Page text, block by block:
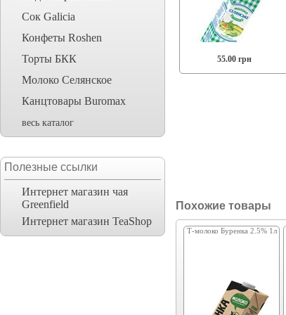
Сок Galicia
Конфеты Roshen
Торты БКК
Молоко Селянское
Канцтовары Buromax
весь каталог
Полезные ссылки
Интернет магазин чая
Greenfield
Интернет магазин TeaShop
55.00 грн
Похожие товары
Т-молоко Буренка 2.5% 1л